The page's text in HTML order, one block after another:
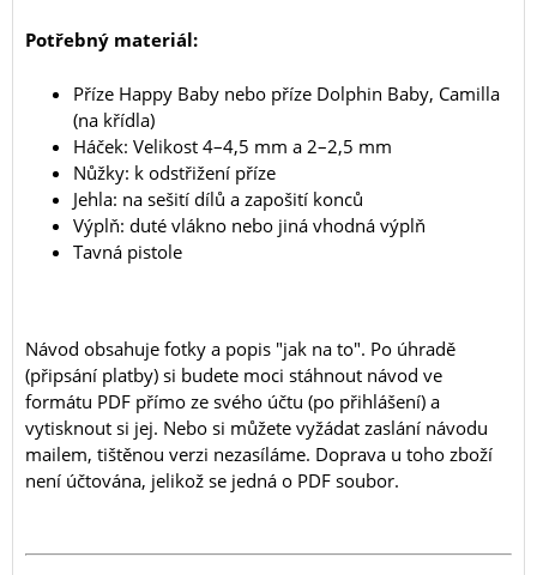
Potřebný materiál:
Příze Happy Baby nebo příze Dolphin Baby, Camilla
(na křídla)
Háček: Velikost 4–4,5 mm a 2–2,5 mm
Nůžky: k odstřižení příze
Jehla: na sešití dílů a zapošití konců
Výplň: duté vlákno nebo jiná vhodná výplň
Tavná pistole
Návod obsahuje fotky a popis "jak na to". Po úhradě
(připsání platby) si budete moci stáhnout návod ve
formátu PDF přímo ze svého účtu (po přihlášení) a
vytisknout si jej. Nebo si můžete vyžádat zaslání návodu
mailem, tištěnou verzi nezasíláme. Doprava u toho zboží
není účtována, jelikož se jedná o PDF soubor.